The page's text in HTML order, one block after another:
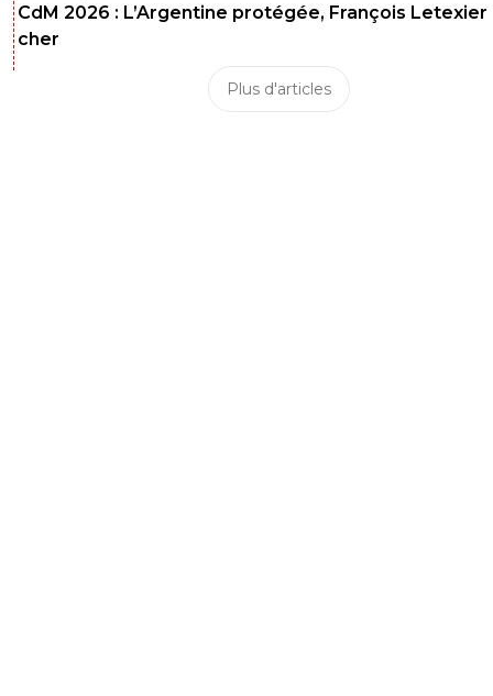
CdM 2026 : L’Argentine protégée, François Letexier
cher
Plus d'articles